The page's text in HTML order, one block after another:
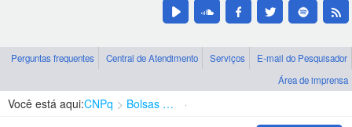
Perguntas frequentes Central de Atendimento Serviços
E-mail do Pesquisador
Área de imprensa
Você está aqui:CNPq Bolsas e Auxílios Vigentes